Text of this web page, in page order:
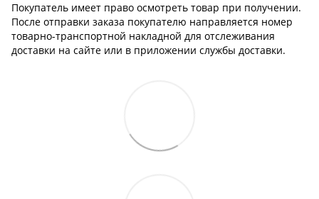
Покупатель имеет право осмотреть товар при получении.
После отправки заказа покупателю направляется номер
товарно-транспортной накладной для отслеживания
доставки на сайте или в приложении службы доставки.